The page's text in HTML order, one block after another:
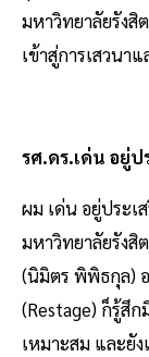
มหาวิทยาลัยรังสิ
เข้าสู่การเสวนา
รศ.ดร.เด่น อยู่ป
ผม เด่น อยู่ประ
มหาวิทยาลัยรัง
(นิมิตร พิพิธกุล)
(Restage) ก็รู้สึ
เหมาะสม และยั